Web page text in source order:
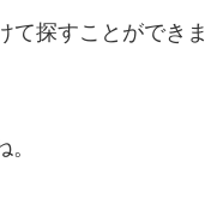
て探すことができま